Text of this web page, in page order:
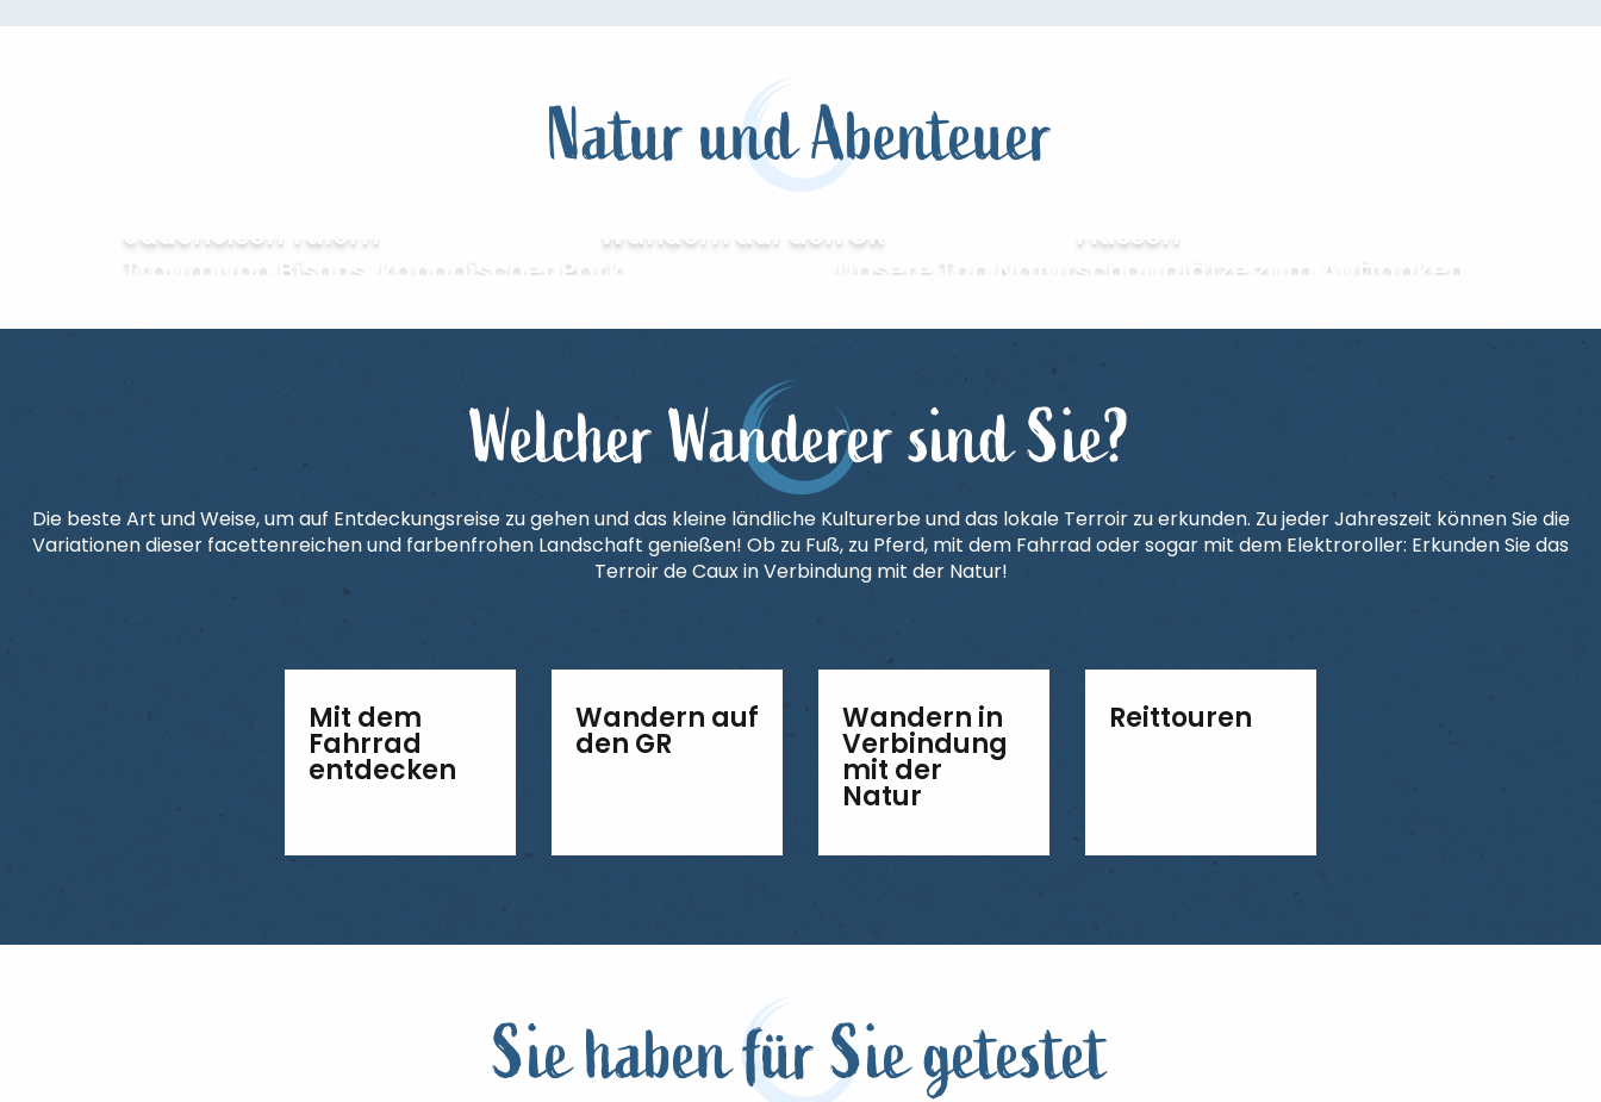
Natur und Abenteuer
cauchoisen Tälern Wandern auf den GR
Flüssen
Traum von Bisons, kanadischer Park
Unsere Top Naturschauplätze zum Auftanken
Welcher Wanderer sind Sie?
Die beste Art und Weise, um auf Entdeckungsreise zu gehen und das kleine ländliche Kulturerbe und das lokale Terroir zu erkunden. Zu jeder Jahreszeit können Sie die
Variationen dieser facettenreichen und farbenfrohen Landschaft genießen! Ob zu Fuß, zu Pferd, mit dem Fahrrad oder sogar mit dem Elektroroller: Erkunden Sie das
Terroir de Caux in Verbindung mit der Natur!
Mit dem
Fahrrad
entdecken
Wandern auf
den GR
Wandern in
Verbindung
mit der
Natur
Reittouren
Sie haben für Sie getestet